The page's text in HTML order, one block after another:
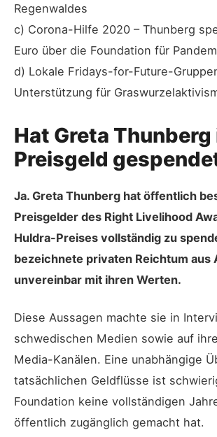
Regenwaldes
c) Corona-Hilfe 2020 – Thunberg
Euro über die Foundation für
d) Lokale Fridays-for-Future-
Unterstützung für
Hat Greta Thunberg
Preisgeld
Ja. Greta Thunberg hat öffentlich
Preisgelder des Right Livelihood
Huldra-Preises vollständig zu
bezeichnete privaten Reichtum aus
unvereinbar mit ihren Werten.
Diese Aussagen machte sie in
schwedischen Medien sowie auf
Media-Kanälen. Eine unabhängige
tatsächlichen Geldflüsse ist
Foundation keine vollständigen
öffentlich zugänglich gemacht hat.